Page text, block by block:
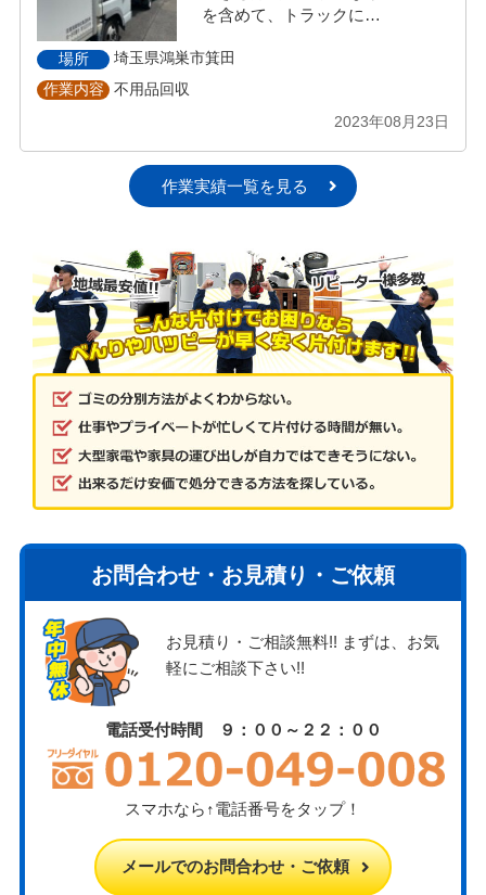
を含めて、トラックに…
場所
埼玉県鴻巣市箕田
作業内容
不用品回収
2023年08月23日
作業実績一覧を見る
お問合わせ・お見積り・ご依頼
お見積り・ご相談無料!! まずは、お気
軽にご相談下さい!!
電話受付時間 ９：００～２２：００
スマホなら↑電話番号をタップ！
メールでのお問合わせ・ご依頼